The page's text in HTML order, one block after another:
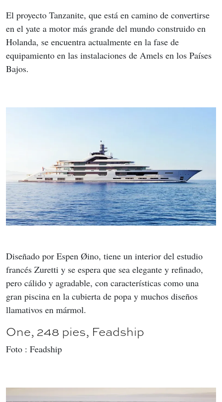
El proyecto Tanzanite, que está en camino de convertirse
en el yate a motor más grande del mundo construido en
Holanda, se encuentra actualmente en la fase de
equipamiento en las instalaciones de Amels en los Países
Bajos.
Diseñado por Espen Øino, tiene un interior del estudio
francés Zuretti y se espera que sea elegante y refinado,
pero cálido y agradable, con características como una
gran piscina en la cubierta de popa y muchos diseños
llamativos en mármol.
One, 248 pies, Feadship
Foto : Feadship